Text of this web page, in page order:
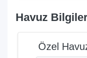
Havuz
Özel